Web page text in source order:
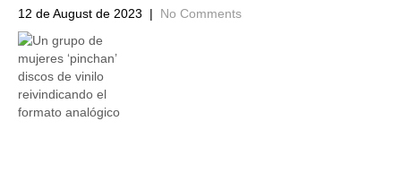
12 de August de 2023 | No Comments